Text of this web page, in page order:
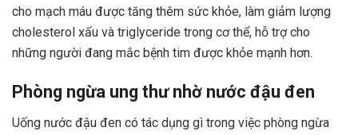
cho mạch máu được tăng thêm sức khỏe, làm giảm lượng
cholesterol xấu và triglyceride trong cơ thể, hỗ trợ cho
những người đang mắc bệnh tim được khỏe mạnh hơn.
Phòng ngừa ung thư nhờ nước đậu đen
Uống nước đậu đen có tác dụng gì trong việc phòng ngừa